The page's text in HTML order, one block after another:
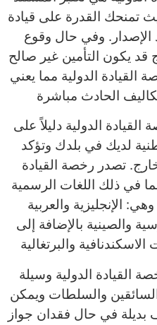
تمنحك القدرة على قيادة
الإصدار. وفي حال وقوع
قد يكون التأمين غير صالح
القيادة الدولية مما يعني
الدولية دليلاً على
لديك في بلدك وتؤكد
تصدر رخصة القيادة
في ذلك اللغات الرسمية
الإنجليزية والعربية
والصينية بالإضافة إلى
القيادة الدولية وسيلة
والسلطات ويمكن
بديلة في حال فقدان جواز